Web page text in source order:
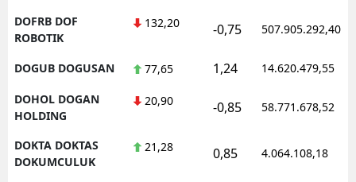
DOFRB DOF
ROBOTIK
132,20 -0,75 507.905.292,40
DOGUB DOGUSAN 77,65 1,24 14.620.479,55
DOHOL DOGAN
HOLDING
20,90 -0,85 58.771.678,52
DOKTA DOKTAS
DOKUMCULUK
21,28 0,85 4.064.108,18